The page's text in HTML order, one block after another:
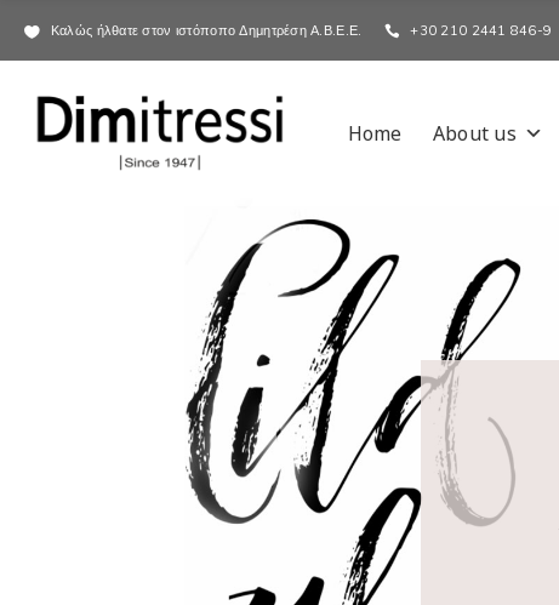
Καλώς ήλθατε στον ιστόποπο Δημητρέση Α.Β.Ε.Ε. +30 210 2441 846-9
Home About us